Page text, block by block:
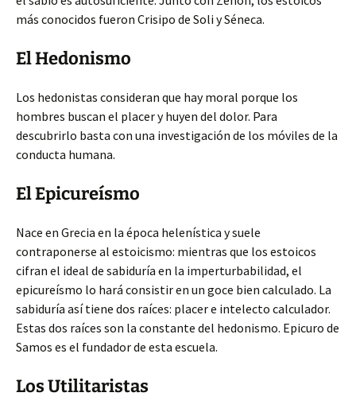
más conocidos fueron Crisipo de Soli y Séneca.
El Hedonismo
Los hedonistas consideran que hay moral porque los
hombres buscan el placer y huyen del dolor. Para
descubrirlo basta con una investigación de los móviles de la
conducta humana.
El Epicureísmo
Nace en Grecia en la época helenística y suele
contraponerse al estoicismo: mientras que los estoicos
cifran el ideal de sabiduría en la imperturbabilidad, el
epicureísmo lo hará consistir en un goce bien calculado. La
sabiduría así tiene dos raíces: placer e intelecto calculador.
Estas dos raíces son la constante del hedonismo. Epicuro de
Samos es el fundador de esta escuela.
Los Utilitaristas